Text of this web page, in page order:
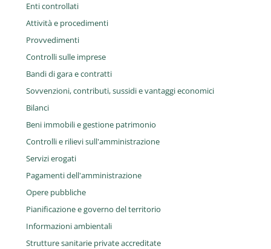
Enti controllati
Attività e procedimenti
Provvedimenti
Controlli sulle imprese
Bandi di gara e contratti
Sovvenzioni, contributi, sussidi e vantaggi economici
Bilanci
Beni immobili e gestione patrimonio
Controlli e rilievi sull'amministrazione
Servizi erogati
Pagamenti dell'amministrazione
Opere pubbliche
Pianificazione e governo del territorio
Informazioni ambientali
Strutture sanitarie private accreditate